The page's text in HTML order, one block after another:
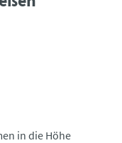
in die Höhe